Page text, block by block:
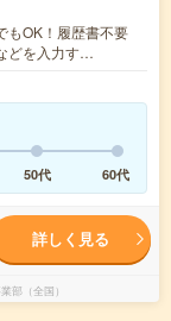
もOK！履歴書不要
どを入力す…
50代 60代
詳しく見る
部（全国）